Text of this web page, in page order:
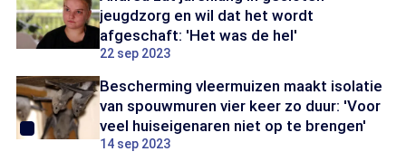
jeugdzorg en wil dat het wordt
afgeschaft: 'Het was de hel'
22 sep 2023
Bescherming vleermuizen maakt isolatie
van spouwmuren vier keer zo duur: 'Voor
veel huiseigenaren niet op te brengen'
14 sep 2023